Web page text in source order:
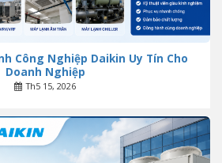
Công Nghiệp Daikin Uy Tín Cho
Doanh Nghiệp
Th5 15, 2026